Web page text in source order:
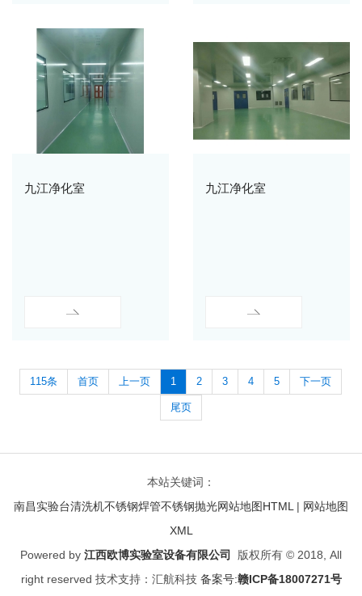
九江净化室 九江净化室
115条 首页 上一页 1 2 3 4 5 下一页
尾页
本站关键词：
南昌实验台清洗机不锈钢焊管不锈钢抛光网站地图HTML | 网站地图
XML
Powered by 江西欧博实验室设备有限公司
版权所有 © 2018, All
right reserved 技术支持：汇航科技 备案号:赣ICP备18007271号